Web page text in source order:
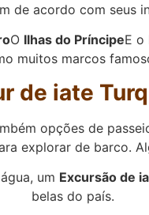
de acordo com seus
O Ilhas do PríncipeE o
muitos marcos
de iate
opções de
explorar de barco.
um Excursão de
belas do país.